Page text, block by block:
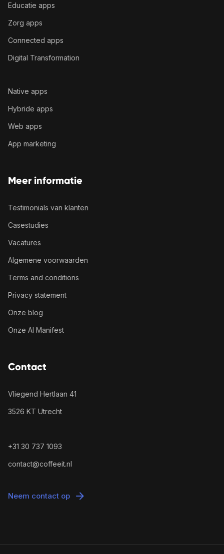
Educatie apps
Zorg apps
Connected apps
Digital Transformation
Native apps
Hybride apps
Web apps
App marketing
Meer informatie
Testimonials van klanten
Casestudies
Vacatures
Algemene voorwaarden
Terms and conditions
Privacy statement
Onze blog
Onze AI Manifest
Contact
Vliegend Hertlaan 41
3526 KT Utrecht
+31 30 737 1093
contact@coffeeit.nl
Neem contact op